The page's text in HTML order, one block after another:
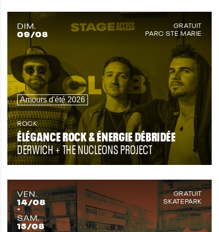
DIM.
09/08
GRATUIT
PARC STE MARIE
Amours d'été 2026
ROCK
ÉLÉGANCE ROCK & ÉNERGIE DÉBRIDÉE
DERWICH + THE NUCLEONS PROJECT
VEN.
14/08
SAM.
15/08
GRATUIT
SKATEPARK